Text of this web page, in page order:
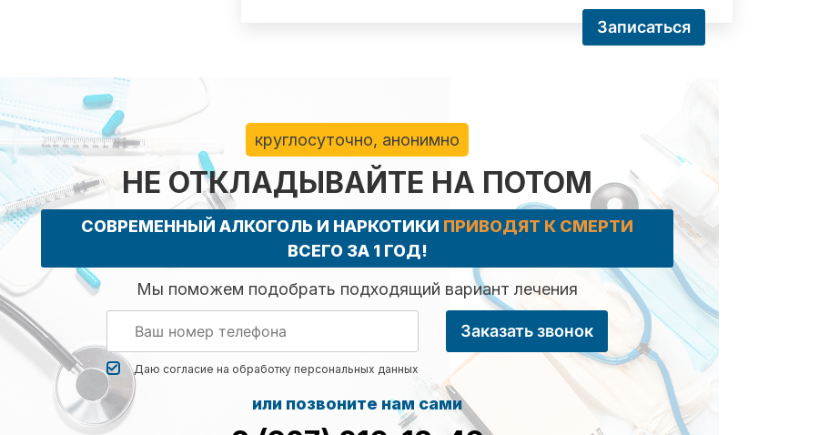
Записаться
круглосуточно, анонимно
НЕ ОТКЛАДЫВАЙТЕ НА ПОТОМ
СОВРЕМЕННЫЙ АЛКОГОЛЬ И НАРКОТИКИ ПРИВОДЯТ К СМЕРТИ
ВСЕГО ЗА 1 ГОД!
Мы поможем подобрать подходящий вариант лечения
Даю согласие на обработку персональных данных
Заказать звонок
или позвоните нам сами